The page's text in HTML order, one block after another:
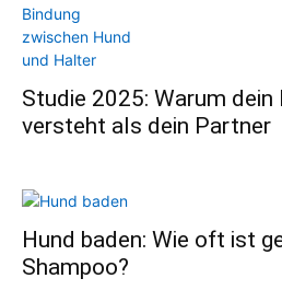
Studie 2025: Warum
versteht als dein Partner
Hund baden: Wie oft ist
Shampoo?